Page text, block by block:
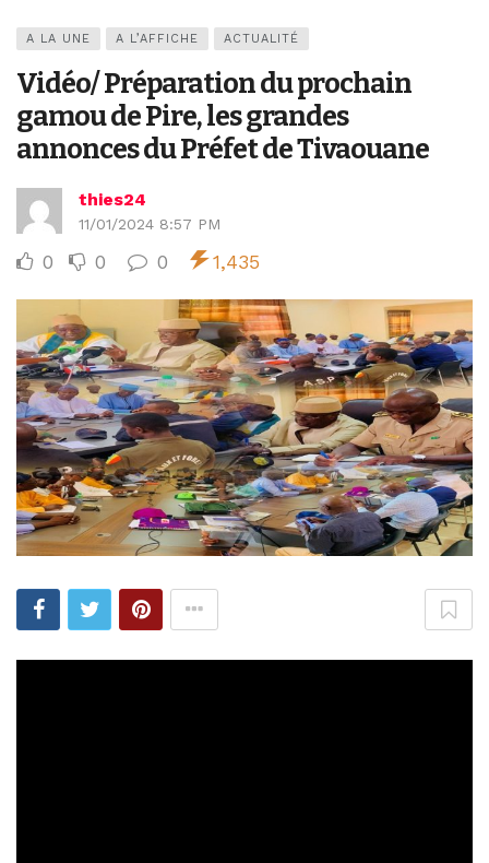
A LA UNE A L’AFFICHE ACTUALITÉ
Vidéo/ Préparation du prochain
gamou de Pire, les grandes
annonces du Préfet de Tivaouane
thies24
11/01/2024 8:57 PM
0 0 0 1,435